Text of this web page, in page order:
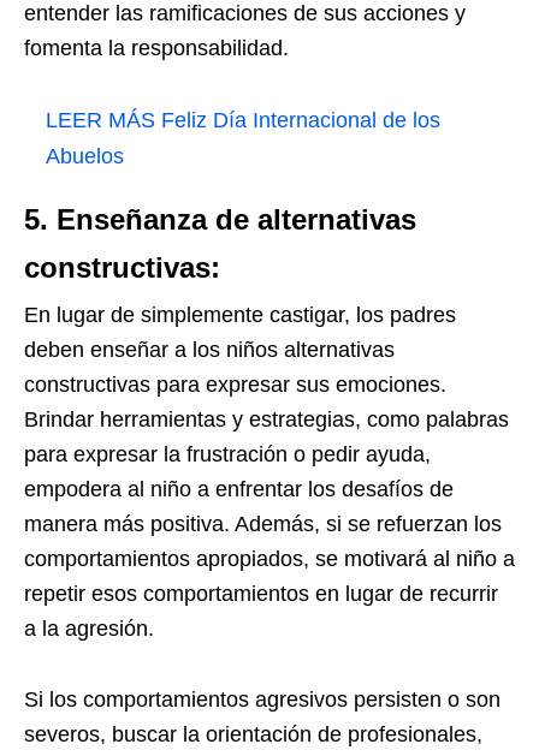
entender las ramificaciones de sus acciones y
fomenta la responsabilidad.
LEER MÁS Feliz Día Internacional de los
Abuelos
5. Enseñanza de alternativas
constructivas:
En lugar de simplemente castigar, los padres
deben enseñar a los niños alternativas
constructivas para expresar sus emociones.
Brindar herramientas y estrategias, como palabras
para expresar la frustración o pedir ayuda,
empodera al niño a enfrentar los desafíos de
manera más positiva. Además, si se refuerzan los
comportamientos apropiados, se motivará al niño a
repetir esos comportamientos en lugar de recurrir
a la agresión.
Si los comportamientos agresivos persisten o son
severos, buscar la orientación de profesionales,